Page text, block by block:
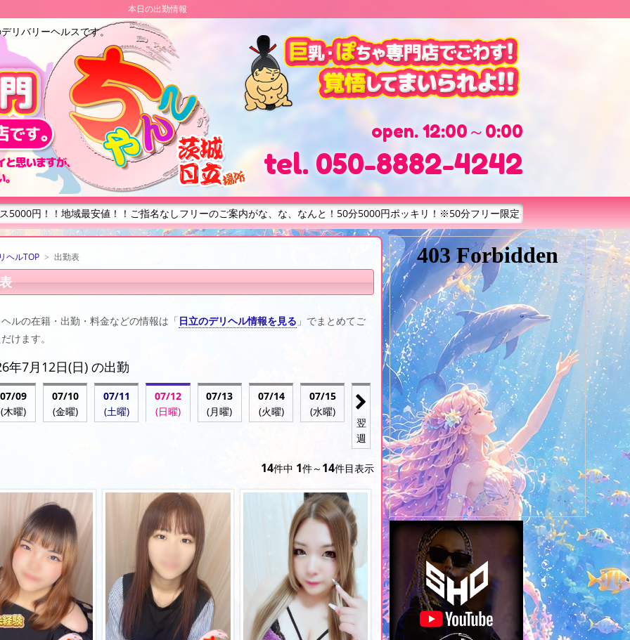
本日の出勤情報
リバリーヘルスです。
open. 12:00～0:00
tel. 050-8882-4242
しフリーのご案内がな、な、なんと！50分5000円ポッキリ！※50分フリー限定イベントは、写真指名はできません。日立駅周辺のラブ
ヘルTOP > 出勤表
ルの在籍・出勤・料金などの情報は「日立のデリヘル情報を見る 」でまとめてご
けます。
年7月12日(日) の出勤
07/09
(木曜)
07/10
(金曜)
07/11
(土曜)
07/12
(日曜)
07/13
(月曜)
07/14
(火曜)
07/15
(水曜)
翌
週
14件中 1件～ 14件目表示